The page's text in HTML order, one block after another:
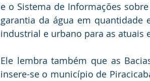
e o Sistema de Informações
garantia da água em quantidade
industrial e urbano para as atuais
Ele lembra também que as
insere-se o município de